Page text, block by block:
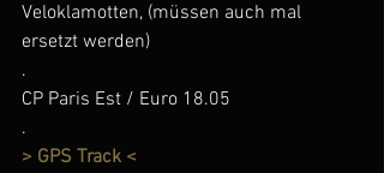
Veloklamotten, (müssen auch mal
ersetzt werden)
.
CP Paris Est / Euro 18.05
.
> GPS Track <